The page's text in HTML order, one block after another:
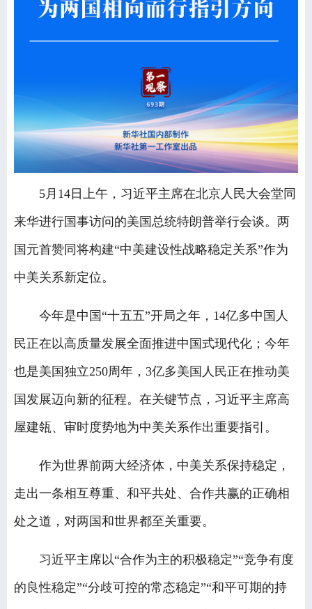
5月14日上午，习近平主席在北京人民大会堂同
来华进行国事访问的美国总统特朗普举行会谈。两
国元首赞同将构建“中美建设性战略稳定关系”作为
中美关系新定位。
今年是中国“十五五”开局之年，14亿多中国人
民正在以高质量发展全面推进中国式现代化；今年
也是美国独立250周年，3亿多美国人民正在推动美
国发展迈向新的征程。在关键节点，习近平主席高
屋建瓴、审时度势地为中美关系作出重要指引。
作为世界前两大经济体，中美关系保持稳定，
走出一条相互尊重、和平共处、合作共赢的正确相
处之道，对两国和世界都至关重要。
习近平主席以“合作为主的积极稳定”“竞争有度
的良性稳定”“分歧可控的常态稳定”“和平可期的持